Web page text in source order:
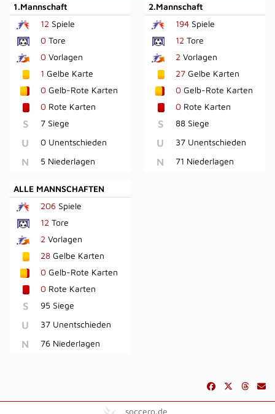
1.Mannschaft
12 Spiele
0 Tore
0 Vorlagen
1 Gelbe Karte
0 Gelb-Rote Karten
0 Rote Karten
S 7 Siege
U 0 Unentschieden
N 5 Niederlagen
2.Mannschaft
194Spiele
12 Tore
2 Vorlagen
27Gelbe Karten
0Gelb-Rote Karten
0Rote Karten
S 88 Siege
U 37 Unentschieden
N 71 Niederlagen
ALLE MANNSCHAFTEN
206 Spiele
12 Tore
2 Vorlagen
28 Gelbe Karten
0 Gelb-Rote Karten
0 Rote Karten
S 95 Siege
U 37 Unentschieden
N 76 Niederlagen
soccero.de